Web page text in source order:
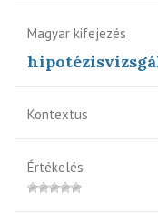
Magyar kifejezés
Kontextus
Értékelés